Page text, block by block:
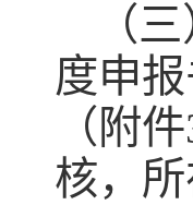
（
度申
（附
核，